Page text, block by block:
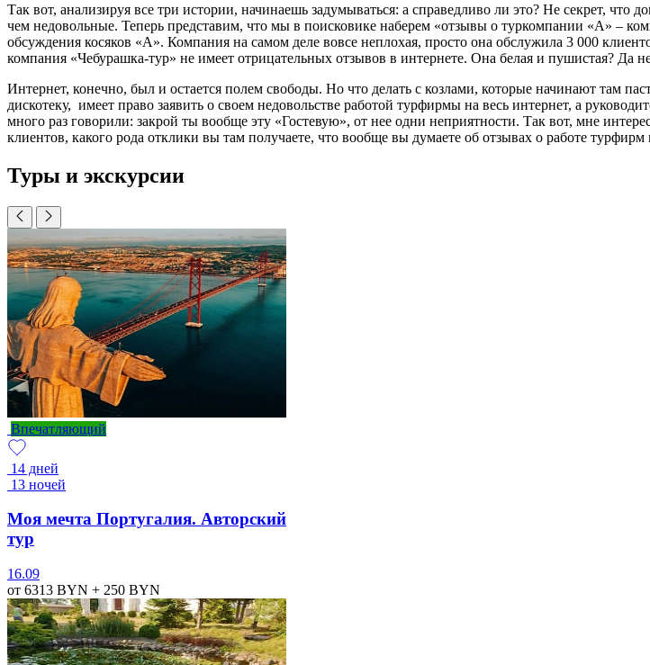
Так вот, анализируя все три истории, начинаешь задумываться: а справедливо ли это? Не секрет,
чем недовольные. Теперь представим, что мы в поисковике наберем «отзывы о туркомпании «А» –
обсуждения косяков «А». Компания на самом деле вовсе неплохая, просто она обслужила 3 000
компания «Чебурашка-тур» не имеет отрицательных отзывов в интернете. Она белая и пушистая? Да
Интернет, конечно, был и остается полем свободы. Но что делать с козлами, которые начинают там
дискотеку, имеет право заявить о своем недовольстве работой турфирмы на весь интернет, а
много раз говорили: закрой ты вообще эту «Гостевую», от нее одни неприятности. Так вот, мне
клиентов, какого рода отклики вы там получаете, что вообще вы думаете об отзывах о работе
Туры и экскурсии
Впечатляющий
14 дней
13 ночей
Моя мечта Португалия. Авторский
тур
16.09
от 6313 BYN + 250 BYN